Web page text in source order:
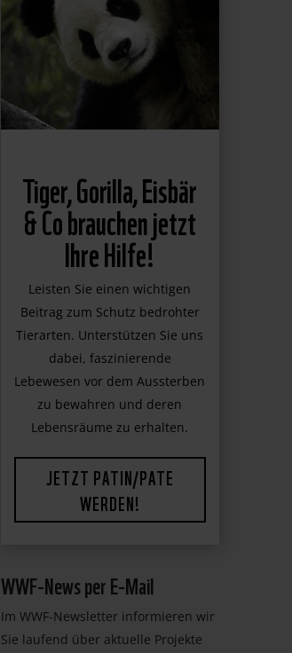
WWF-News per E-Mail
Im WWF-Newsletter informieren wir
Sie laufend über aktuelle Projekte